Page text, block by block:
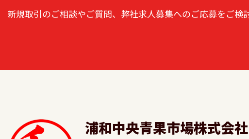
新規取引のご相談やご質問、弊社求人募集へのご応募をご検
浦和中央青果市場株式会社